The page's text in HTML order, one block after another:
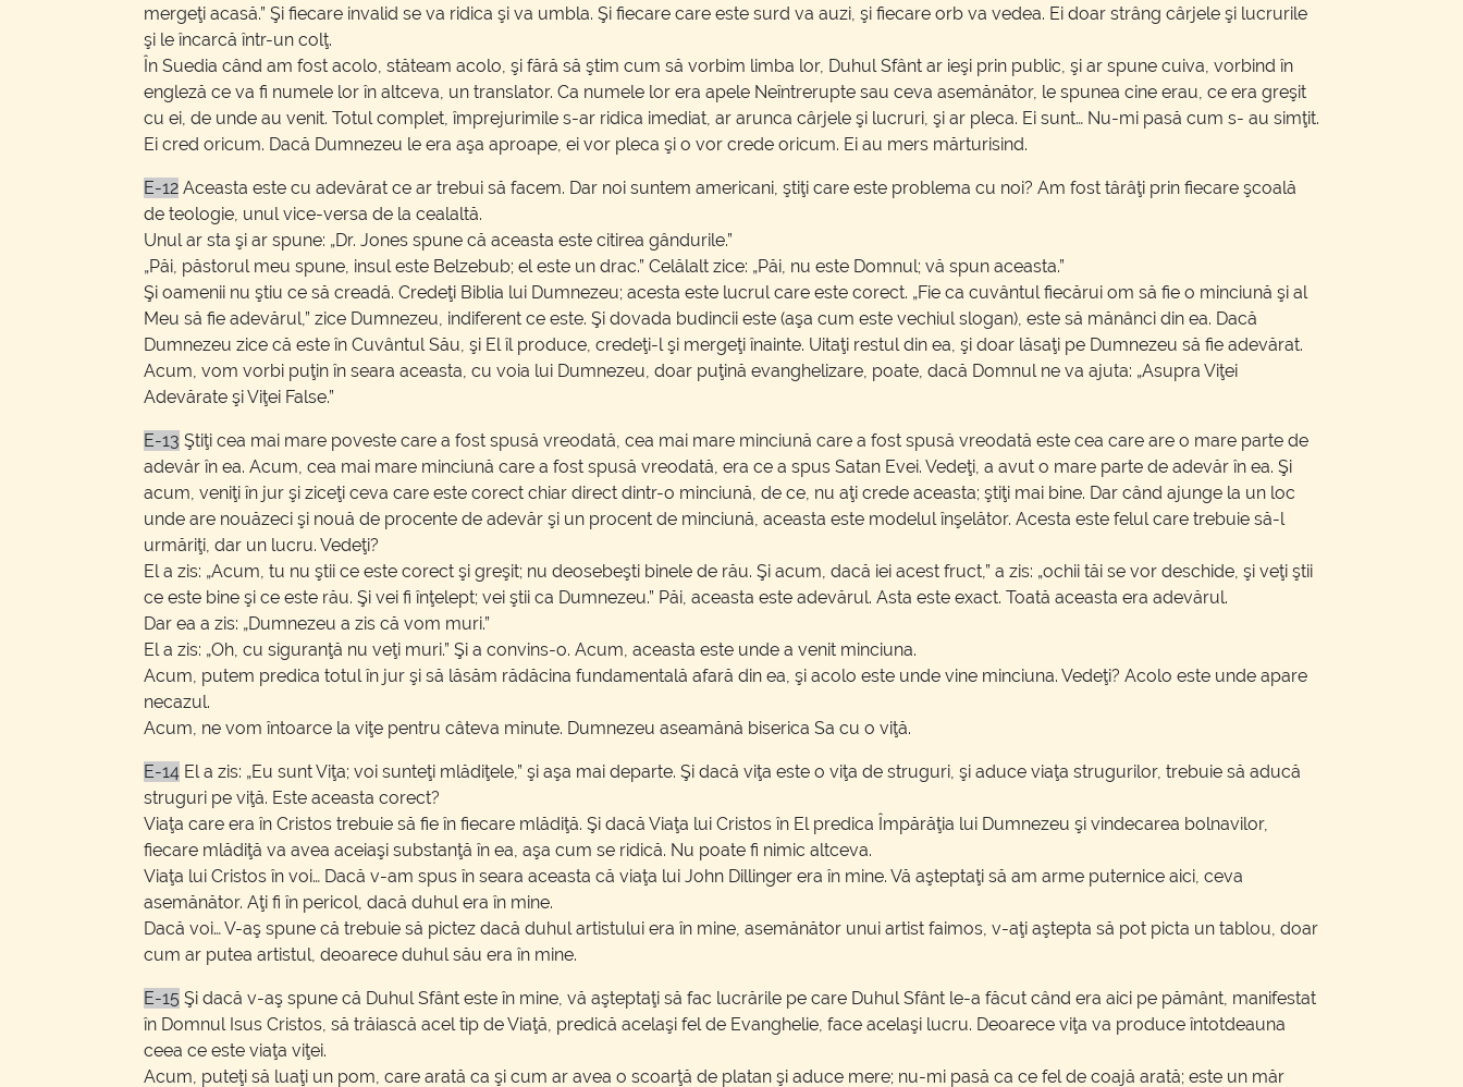
mergeţi acasă.” Şi fiecare invalid se va ridica şi va umbla. Şi fiecare care este surd va auzi, şi fiecare orb va vedea. Ei doar strâng cârjele şi lucrurile
şi le încarcă într-un colţ.
În Suedia când am fost acolo, stăteam acolo, şi fără să ştim cum să vorbim limba lor, Duhul Sfânt ar ieşi prin public, şi ar spune cuiva, vorbind în
engleză ce va fi numele lor în altceva, un translator. Ca numele lor era apele Neîntrerupte sau ceva asemănător, le spunea cine erau, ce era greşit
cu ei, de unde au venit. Totul complet, împrejurimile s-ar ridica imediat, ar arunca cârjele şi lucruri, şi ar pleca. Ei sunt… Nu-mi pasă cum s- au simţit.
Ei cred oricum. Dacă Dumnezeu le era aşa aproape, ei vor pleca şi o vor crede oricum. Ei au mers mărturisind.
E-12 Aceasta este cu adevărat ce ar trebui să facem. Dar noi suntem americani, ştiţi care este problema cu noi? Am fost târâţi prin fiecare şcoală
de teologie, unul vice-versa de la cealaltă.
Unul ar sta şi ar spune: „Dr. Jones spune că aceasta este citirea gândurile.”
„Păi, păstorul meu spune, insul este Belzebub; el este un drac.” Celălalt zice: „Păi, nu este Domnul; vă spun aceasta.”
Şi oamenii nu ştiu ce să creadă. Credeţi Biblia lui Dumnezeu; acesta este lucrul care este corect. „Fie ca cuvântul fiecărui om să fie o minciună şi al
Meu să fie adevărul,” zice Dumnezeu, indiferent ce este. Şi dovada budincii este (aşa cum este vechiul slogan), este să mănânci din ea. Dacă
Dumnezeu zice că este în Cuvântul Său, şi El îl produce, credeţi-l şi mergeţi înainte. Uitaţi restul din ea, şi doar lăsaţi pe Dumnezeu să fie adevărat.
Acum, vom vorbi puţin în seara aceasta, cu voia lui Dumnezeu, doar puţină evanghelizare, poate, dacă Domnul ne va ajuta: „Asupra Viţei
Adevărate şi Viţei False.”
E-13 Ştiţi cea mai mare poveste care a fost spusă vreodată, cea mai mare minciună care a fost spusă vreodată este cea care are o mare parte de
adevăr în ea. Acum, cea mai mare minciună care a fost spusă vreodată, era ce a spus Satan Evei. Vedeţi, a avut o mare parte de adevăr în ea. Şi
acum, veniţi în jur şi ziceţi ceva care este corect chiar direct dintr-o minciună, de ce, nu aţi crede aceasta; ştiţi mai bine. Dar când ajunge la un loc
unde are nouăzeci şi nouă de procente de adevăr şi un procent de minciună, aceasta este modelul înşelător. Acesta este felul care trebuie să-l
urmăriţi, dar un lucru. Vedeţi?
El a zis: „Acum, tu nu ştii ce este corect şi greşit; nu deosebeşti binele de rău. Şi acum, dacă iei acest fruct,” a zis: „ochii tăi se vor deschide, şi veţi ştii
ce este bine şi ce este rău. Şi vei fi înţelept; vei ştii ca Dumnezeu.” Păi, aceasta este adevărul. Asta este exact. Toată aceasta era adevărul.
Dar ea a zis: „Dumnezeu a zis că vom muri.”
El a zis: „Oh, cu siguranţă nu veţi muri.” Şi a convins-o. Acum, aceasta este unde a venit minciuna.
Acum, putem predica totul în jur şi să lăsăm rădăcina fundamentală afară din ea, şi acolo este unde vine minciuna. Vedeţi? Acolo este unde apare
necazul.
Acum, ne vom întoarce la viţe pentru câteva minute. Dumnezeu aseamănă biserica Sa cu o viţă.
E-14 El a zis: „Eu sunt Viţa; voi sunteţi mlădiţele,” şi aşa mai departe. Şi dacă viţa este o viţa de struguri, şi aduce viaţa strugurilor, trebuie să aducă
struguri pe viţă. Este aceasta corect?
Viaţa care era în Cristos trebuie să fie în fiecare mlădiţă. Şi dacă Viaţa lui Cristos în El predica Împărăţia lui Dumnezeu şi vindecarea bolnavilor,
fiecare mlădiţă va avea aceiaşi substanţă în ea, aşa cum se ridică. Nu poate fi nimic altceva.
Viaţa lui Cristos în voi… Dacă v-am spus în seara aceasta că viaţa lui John Dillinger era în mine. Vă aşteptaţi să am arme puternice aici, ceva
asemănător. Aţi fi în pericol, dacă duhul era în mine.
Dacă voi… V-aş spune că trebuie să pictez dacă duhul artistului era în mine, asemănător unui artist faimos, v-aţi aştepta să pot picta un tablou, doar
cum ar putea artistul, deoarece duhul său era în mine.
E-15 Şi dacă v-aş spune că Duhul Sfânt este în mine, vă aşteptaţi să fac lucrările pe care Duhul Sfânt le-a făcut când era aici pe pământ, manifestat
în Domnul Isus Cristos, să trăiască acel tip de Viaţă, predică acelaşi fel de Evanghelie, face acelaşi lucru. Deoarece viţa va produce întotdeauna
ceea ce este viaţa viţei.
Acum, puteţi să luaţi un pom, care arată ca şi cum ar avea o scoarţă de platan şi aduce mere; nu-mi pasă ca ce fel de coajă arată; este un măr